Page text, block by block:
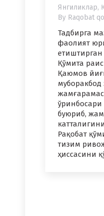
Янгиликлар,
By Raqobat
Тадбирга
фаолият
Қўмита
Қаюмов
муборакбод
буюриб,
Рақобат
тизим
ҳиссасини